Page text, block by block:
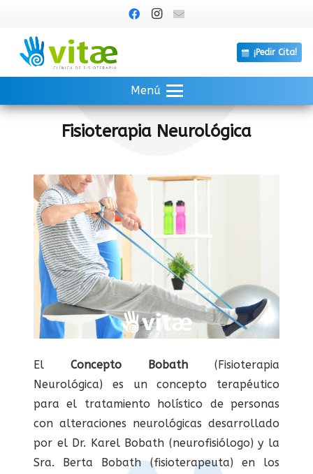
¡Pedir Cita!
Menú
Fisioterapia Neurológica
El Concepto Bobath (Fisioterapia
Neurológica) es un concepto terapéutico
para el tratamiento holístico de personas
con alteraciones neurológicas desarrollado
por el Dr. Karel Bobath (neurofisiólogo) y la
Sra. Berta Bobath (fisioterapeuta) en los